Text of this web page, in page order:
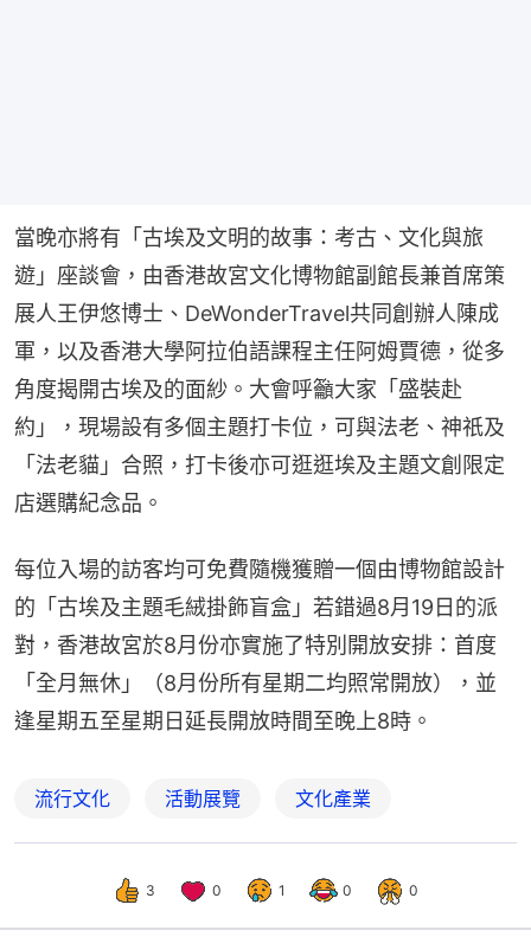
當晚亦將有「古埃及文明的故事：考古、文化與旅
遊」座談會，由香港故宮文化博物館副館長兼首席策
展人王伊悠博士、DeWonderTravel共同創辦人陳成
軍，以及香港大學阿拉伯語課程主任阿姆賈德，從多
角度揭開古埃及的面紗。大會呼籲大家「盛裝赴
約」，現場設有多個主題打卡位，可與法老、神祇及
「法老貓」合照，打卡後亦可逛逛埃及主題文創限定
店選購紀念品。
每位入場的訪客均可免費隨機獲贈一個由博物館設計
的「古埃及主題毛絨掛飾盲盒」若錯過8月19日的派
對，香港故宮於8月份亦實施了特別開放安排：首度
「全月無休」（8月份所有星期二均照常開放），並
逢星期五至星期日延長開放時間至晚上8時。
流行文化 活動展覽 文化產業
3 0 1 0 0